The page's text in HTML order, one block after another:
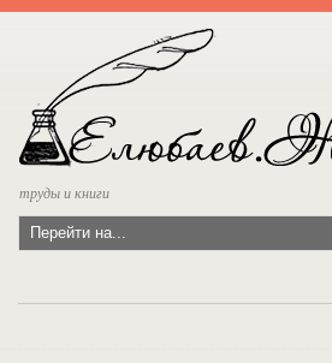
труды и книги